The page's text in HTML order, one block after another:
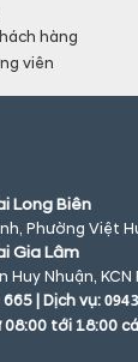
hàng
viên
Long Biên
Phường Việt
Gia Lâm
Nhuận, KCN
| Dịch vụ:
08:00 tới 18:00